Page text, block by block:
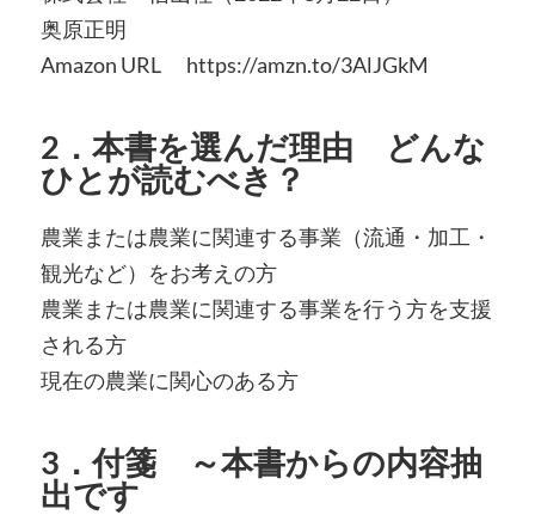
奥原正明
Amazon URL https://amzn.to/3AlJGkM
2．本書を選んだ理由 どんな
ひとが読むべき？
農業または農業に関連する事業（流通・加工・
観光など）をお考えの方
農業または農業に関連する事業を行う方を支援
される方
現在の農業に関心のある方
3．付箋 ～本書からの内容抽
出です